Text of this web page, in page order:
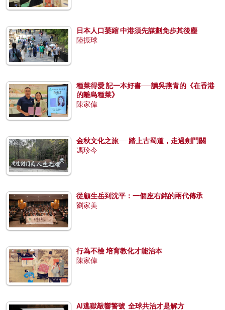
日本人口萎縮 中港須先謀劃免步其後塵
陸振球
種菜得愛 記一本好書──讀吳燕青的《在香港
的離島種菜》
陳家偉
金秋文化之旅──踏上古蜀道，走過劍門關
馮珍今
從顧生岳到沈平：一個座右銘的兩代傳承
劉家美
行為不檢 培育教化才能治本
陳家偉
AI逃獄敲響警號 全球共治才是解方